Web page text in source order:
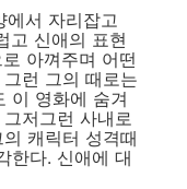
에서 자리잡고
고 신애의 표현
아껴주며 어떤
런 그의 때로는
이 영화에 숨겨
저그런 사내로
캐릭터 성격때
한다. 신애에 대